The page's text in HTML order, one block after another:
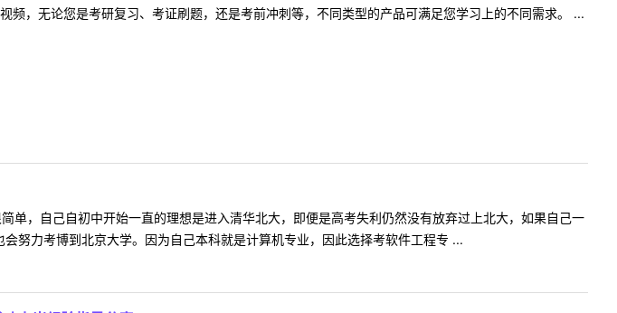
频，无论您是考研复习、考证刷题，还是考前冲刺等，不同类型的产品可满足您学习上的不同需求。 ...
单，自己自初中开始一直的理想是进入清华北大，即便是高考失利仍然没有放弃过上北大，如果自己一
努力考博到北京大学。因为自己本科就是计算机专业，因此选择考软件工程专 ...